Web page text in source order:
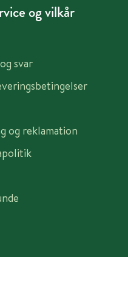
og vilkår
svar
og reklamation